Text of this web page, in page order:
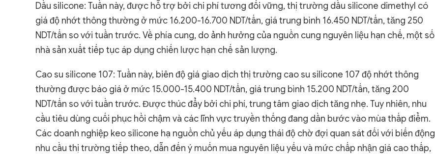
Dầu silicone: Tuần này, được hỗ trợ bởi chi phí tương đối vững, thị trường dầu silicone dimethyl có
giá độ nhớt thông thường ở mức 16.200-16.700 NDT/tấn, giá trung bình 16.450 NDT/tấn, tăng 250
NDT/tấn so với tuần trước. Về phía cung, do ảnh hưởng của nguồn cung nguyên liệu hạn chế, một số
nhà sản xuất tiếp tục áp dụng chiến lược hạn chế sản lượng.
Cao su silicone 107: Tuần này, biên độ giá giao dịch thị trường cao su silicone 107 độ nhớt thông
thường được báo giá ở mức 15.000-15.400 NDT/tấn, giá trung bình 15.200 NDT/tấn, tăng 200
NDT/tấn so với tuần trước. Được thúc đẩy bởi chi phí, trung tâm giao dịch tăng nhẹ. Tuy nhiên, nhu
cầu tiêu dùng cuối phục hồi chậm và các lĩnh vực truyền thống đang dần bước vào mùa thấp điểm.
Các doanh nghiệp keo silicone hạ nguồn chủ yếu áp dụng thái độ chờ đợi quan sát đối với biến động
nhu cầu thị trường tiếp theo, dẫn đến ý muốn mua nguyên liệu yếu và mức chấp nhận giá cao thấp,